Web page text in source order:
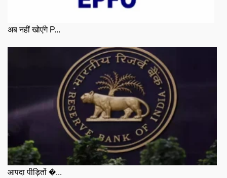
अब नहीं खोएंगे P...
आपदा पीड़ितों �...